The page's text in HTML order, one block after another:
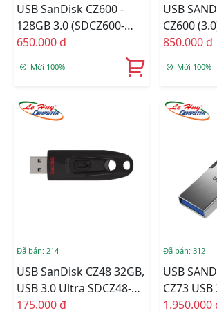
USB SanDisk CZ600 -
128GB 3.0 (SDCZ600-
128G-G35)
650.000 đ
Mới 100%
USB
CZ600
850.000 đ
Mới 100%
Đã bán: 214
USB SanDisk CZ48 32GB,
USB 3.0 Ultra SDCZ48-
032G-U46
175.000 đ
Đã bán: 312
USB
CZ73 USB
1.950.000